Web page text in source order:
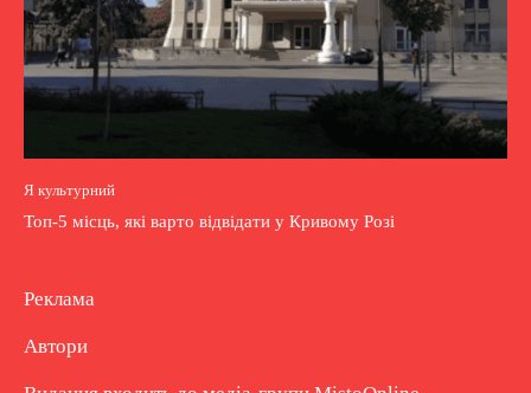
Я культурний
Топ-5 місць, які варто відвідати у Кривому Розі
Реклама
Автори